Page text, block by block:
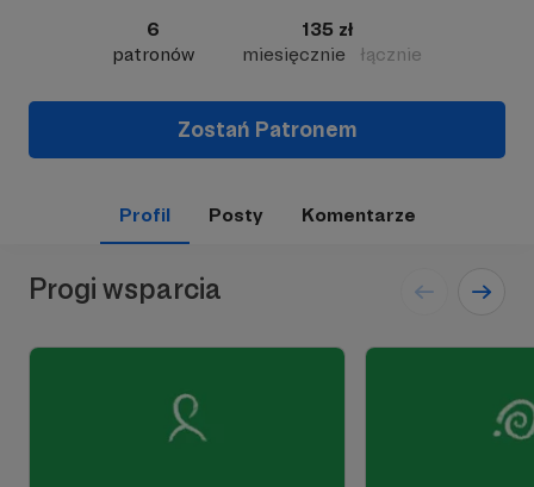
6
patronów
135 zł
miesięcznie
łącznie
Zostań Patronem
Profil Posty Komentarze
Progi wsparcia